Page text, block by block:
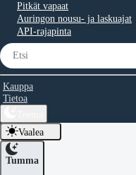
Pitkät vapaat
Auringon nousu- ja laskuajat
API-rajapinta
Kauppa
Tietoa
Vaalea
Tumma